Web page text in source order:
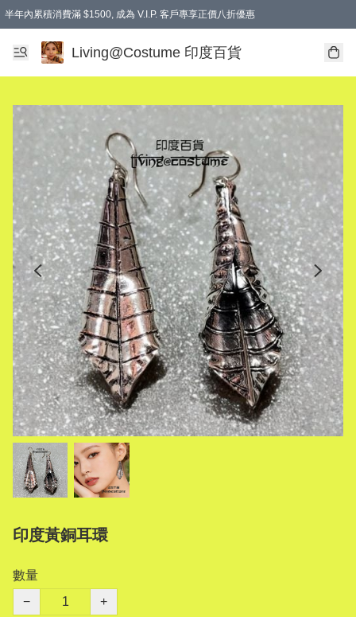
半年內累積消費滿 $1500, 成為 V.I.P. 客戶專享正價八折優惠
滿$600免本地運費
Living@Costume 印度百貨
印度黃銅耳環
數量
−
+